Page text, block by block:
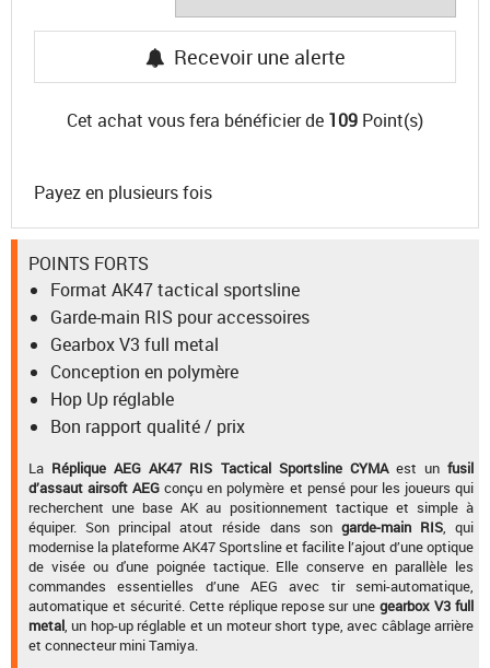
Recevoir une alerte
Cet achat vous fera bénéficier de 109 Point(s)
Payez en plusieurs fois
POINTS FORTS
Format AK47 tactical sportsline
Garde-main RIS pour accessoires
Gearbox V3 full metal
Conception en polymère
Hop Up réglable
Bon rapport qualité / prix
La Réplique AEG AK47 RIS Tactical Sportsline CYMAest unfusil
d’assaut airsoft AEG conçu en polymère et pensé pour les joueurs qui
recherchent une base AK au positionnement tactique et simple à
équiper. Son principal atout réside dans son garde-main RIS, qui
modernise la plateforme AK47 Sportsline et facilite l’ajout d’une optique
de visée ou d'une poignée tactique. Elle conserve en parallèle les
commandes essentielles d’une AEG avec tir semi-automatique,
automatique et sécurité. Cette réplique repose sur unegearbox V3 full
metal, un hop-up réglable et un moteur short type, avec câblage arrière
et connecteur mini Tamiya.